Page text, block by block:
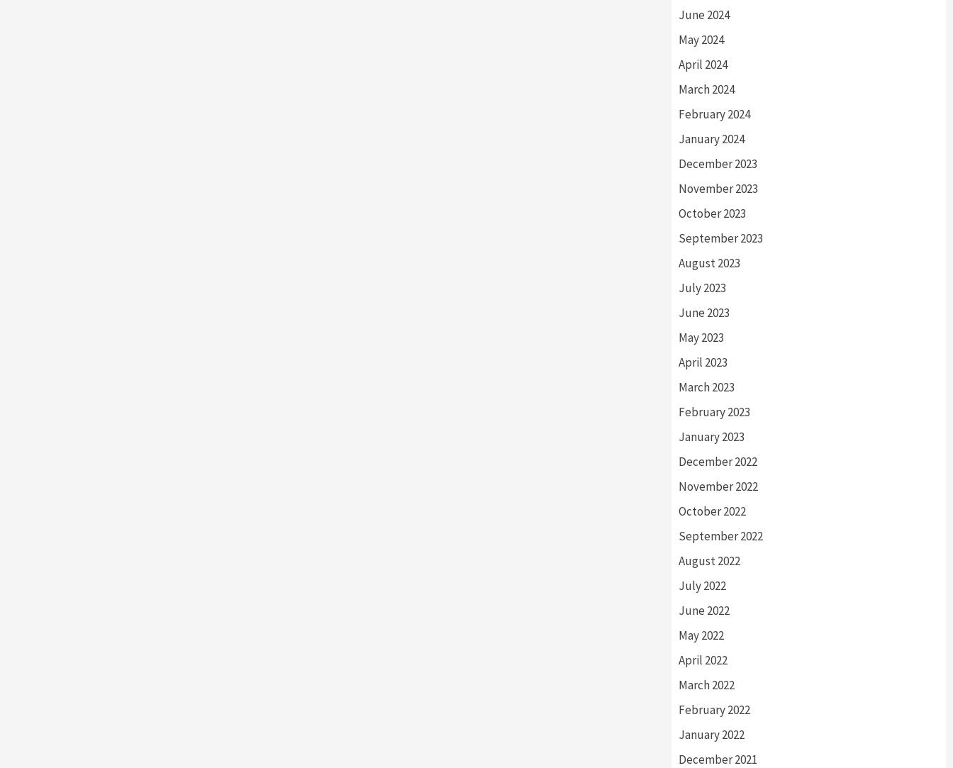
June 2024
May 2024
April 2024
March 2024
February 2024
January 2024
December 2023
November 2023
October 2023
September 2023
August 2023
July 2023
June 2023
May 2023
April 2023
March 2023
February 2023
January 2023
December 2022
November 2022
October 2022
September 2022
August 2022
July 2022
June 2022
May 2022
April 2022
March 2022
February 2022
January 2022
December 2021